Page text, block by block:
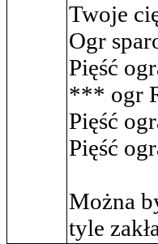
Twoje
Ogr
Pięść
*** ogr
Pięść
Pięść
Można
tyle